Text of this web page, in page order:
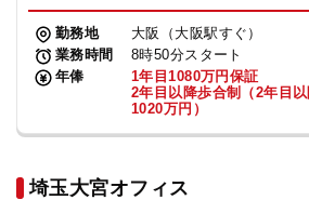
勤務地
大阪（大阪駅すぐ）
業務時間
8時50分スタート
年俸
1年目1080万円保証
2年目以降歩合制（2年目
1020万円）
埼玉大宮オフィス
TikTok受賞 定義集 動